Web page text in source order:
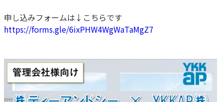
申し込みフォームは↓こちらです
https://forms.gle/6ixPHW4WgWaTaMgZ7